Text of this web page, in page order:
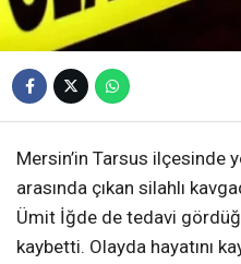
Mersin’in Tarsus ilçesinde
arasında çıkan silahlı
Ümit İğde de tedavi
kaybetti. Olayda hayatını